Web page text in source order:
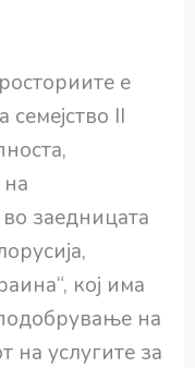
е
II
заедницата
кој има
на
на услугите за